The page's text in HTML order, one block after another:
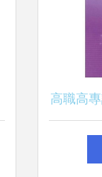
高職高
教材《